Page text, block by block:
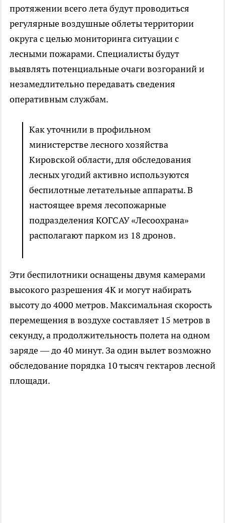
протяжении всего лета будут проводиться
регулярные воздушные облеты территории
округа с целью мониторинга ситуации с
лесными пожарами. Специалисты будут
выявлять потенциальные очаги возгораний и
незамедлительно передавать сведения
оперативным службам.
Как уточнили в профильном
министерстве лесного хозяйства
Кировской области, для обследования
лесных угодий активно используются
беспилотные летательные аппараты. В
настоящее время лесопожарные
подразделения КОГСАУ «Лесоохрана»
располагают парком из 18 дронов.
Эти беспилотники оснащены двумя камерами
высокого разрешения 4К и могут набирать
высоту до 4000 метров. Максимальная скорость
перемещения в воздухе составляет 15 метров в
секунду, а продолжительность полета на одном
заряде — до 40 минут. За один вылет возможно
обследование порядка 10 тысяч гектаров лесной
площади.